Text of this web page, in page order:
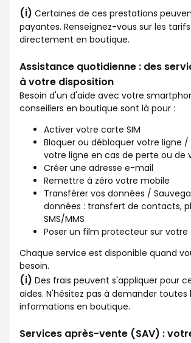
(i) Certaines de ces prestations
payantes. Renseignez-vous sur les
directement en boutique.
Assistance quotidienne : des
à votre disposition
Besoin d'un d'aide avec votre
conseillers en boutique sont là pour :
Activer votre carte SIM
Bloquer ou débloquer votre ligne /
votre ligne en cas de perte ou de
Créer une adresse e-mail
Remettre à zéro votre mobile
Transférer vos données /
données : transfert de contacts,
SMS/MMS
Poser un film protecteur sur votre
Chaque service est disponible quand
besoin.
(i) Des frais peuvent s'appliquer pour
aides. N'hésitez pas à demander toutes
informations en boutique.
Services après-vente (SAV) :